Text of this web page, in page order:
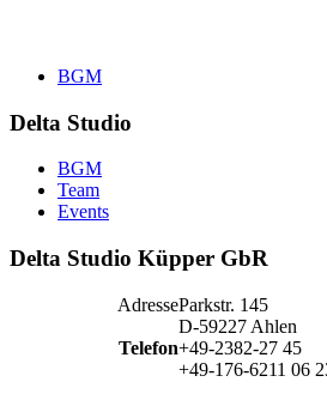
BGM
Delta Studio
BGM
Team
Events
Delta Studio Küpper GbR
AdresseParkstr. 145
D-59227 Ahlen
Telefon+49-2382-27 45
+49-176-6211 06